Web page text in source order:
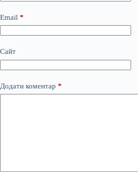
Email *
Сайт
Додати коментар *